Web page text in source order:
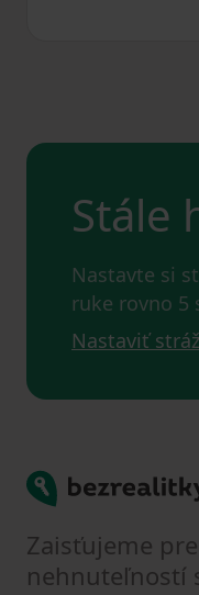
Stále
Nastavte si
ruke rovno 5
Nastaviť
Bezrealitky
Zaisťujeme
nehnuteľností